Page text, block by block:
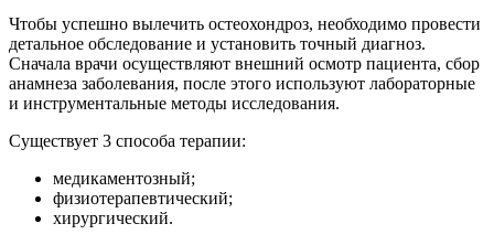
Чтобы успешно вылечить остеохондроз, необходимо провести
детальное обследование и установить точный диагноз.
Сначала врачи осуществляют внешний осмотр пациента, сбор
анамнеза заболевания, после этого используют лабораторные
и инструментальные методы исследования.
Существует 3 способа терапии:
медикаментозный;
физиотерапевтический;
хирургический.